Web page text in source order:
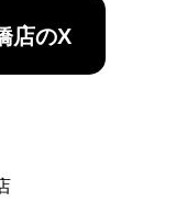
店のX